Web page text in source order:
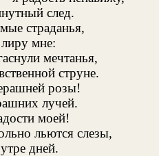
след.
страданья,
мне:
мечтанья,
струне.
розы!
лучей.
моей!
льются слезы,
дней.